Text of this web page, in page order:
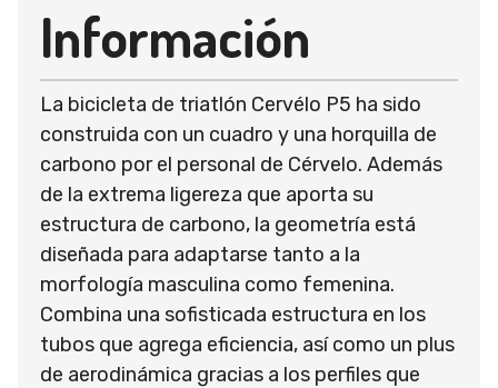
Información
La bicicleta de triatlón Cervélo P5 ha sido
construida con un cuadro y una horquilla de
carbono por el personal de Cérvelo. Además
de la extrema ligereza que aporta su
estructura de carbono, la geometría está
diseñada para adaptarse tanto a la
morfología masculina como femenina.
Combina una sofisticada estructura en los
tubos que agrega eficiencia, así como un plus
de aerodinámica gracias a los perfiles que